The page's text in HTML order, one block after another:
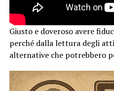
Giusto e doveroso avere
perché dalla lettura degli
alternative che potrebbero